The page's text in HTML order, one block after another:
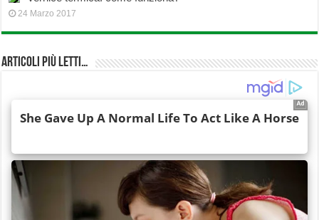
24 Marzo 2017
Articoli più Letti…